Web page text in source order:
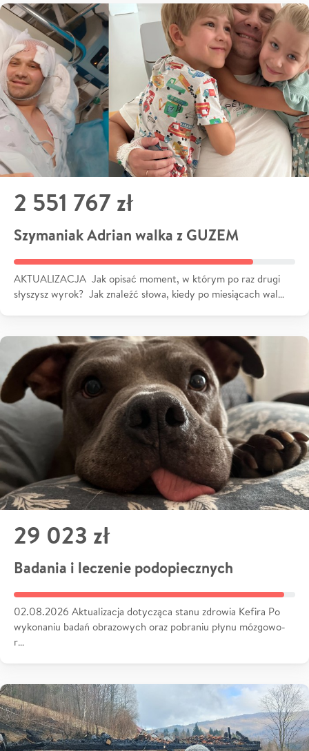
2 551 767 zł
Szymaniak Adrian walka z GUZEM
AKTUALIZACJA Jak opisać moment, w którym po raz drugi
słyszysz wyrok? Jak znaleźć słowa, kiedy po miesiącach wal…
29 023 zł
Badania i leczenie podopiecznych
02.08.2026 Aktualizacja dotycząca stanu zdrowia Kefira Po
wykonaniu badań obrazowych oraz pobraniu płynu mózgowo-
r…